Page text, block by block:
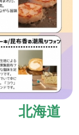
北海道